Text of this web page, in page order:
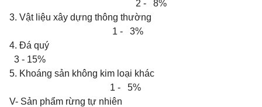
2 - 8%
3. Vật liệu xây dựng thông thường
1 - 3%
4. Đá quý
3 - 15%
5. Khoáng sản không kim loại khác
1 - 5%
V- Sản phẩm rừng tự nhiên